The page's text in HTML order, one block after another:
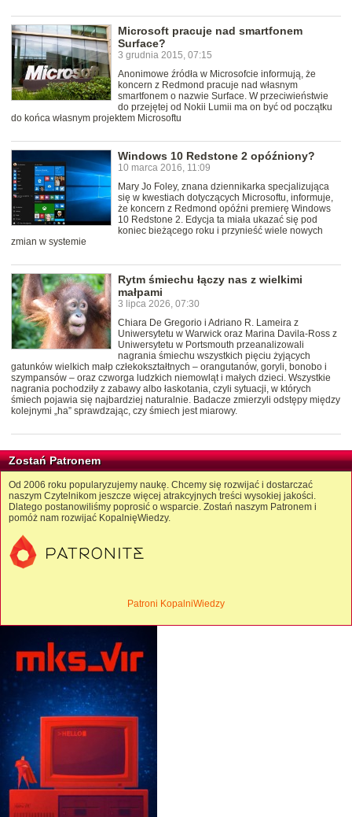
Microsoft pracuje nad smartfonem
Surface?
3 grudnia 2015, 07:15
Anonimowe źródła w Microsofcie informują, że
koncern z Redmond pracuje nad własnym
smartfonem o nazwie Surface. W przeciwieństwie
do przejętej od Nokii Lumii ma on być od początku
do końca własnym projektem Microsoftu
Windows 10 Redstone 2 opóźniony?
10 marca 2016, 11:09
Mary Jo Foley, znana dziennikarka specjalizująca
się w kwestiach dotyczących Microsoftu, informuje,
że koncern z Redmond opóźni premierę Windows
10 Redstone 2. Edycja ta miała ukazać się pod
koniec bieżącego roku i przynieść wiele nowych
zmian w systemie
Rytm śmiechu łączy nas z wielkimi
małpami
3 lipca 2026, 07:30
Chiara De Gregorio i Adriano R. Lameira z
Uniwersytetu w Warwick oraz Marina Davila-Ross z
Uniwersytetu w Portsmouth przeanalizowali
nagrania śmiechu wszystkich pięciu żyjących
gatunków wielkich małp człekokształtnych – orangutanów, goryli, bonobo i
szympansów – oraz czworga ludzkich niemowląt i małych dzieci. Wszystkie
nagrania pochodziły z zabawy albo łaskotania, czyli sytuacji, w których
śmiech pojawia się najbardziej naturalnie. Badacze zmierzyli odstępy między
kolejnymi „ha” sprawdzając, czy śmiech jest miarowy.
Zostań Patronem
Od 2006 roku popularyzujemy naukę. Chcemy się rozwijać i dostarczać
naszym Czytelnikom jeszcze więcej atrakcyjnych treści wysokiej jakości.
Dlatego postanowiliśmy poprosić o wsparcie. Zostań naszym Patronem i
pomóż nam rozwijać KopalnięWiedzy.
Patroni KopalniWiedzy